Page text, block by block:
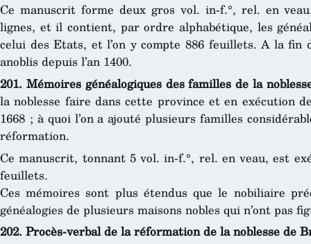
Ce manuscrit forme deux gros vol. in-f.°, rel. en
lignes, et il contient, par ordre alphabétique, les
celui des Etats, et l’on y compte 886 feuillets. A la fin
anoblis depuis l’an 1400.
201. Mémoires généalogiques des familles de la
la noblesse faire dans cette province et en exécution
1668 ; à quoi l’on a ajouté plusieurs familles
réformation.
Ce manuscrit, tonnant 5 vol. in-f.°, rel. en veau, est
feuillets.
Ces mémoires sont plus étendus que le nobiliaire
généalogies de plusieurs maisons nobles qui n’ont pas
202. Procès-verbal de la réformation de la noblesse de